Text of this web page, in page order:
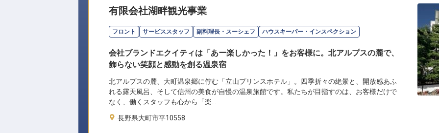
有限会社湖畔観光事業
フロント サービススタッフ 副料理長・スーシェフ ハウスキーパー・インスペクション
会社ブランドエクイティは「あー楽しかった！」をお客様に。北アルプスの麓で、
飾らない笑顔と感動を創る温泉宿
北アルプスの麓、大町温泉郷に佇む「立山プリンスホテル」。四季折々の絶景と、開放感あふ
れる露天風呂、そして信州の美食が自慢の温泉旅館です。私たちが目指すのは、お客様だけで
なく、働くスタッフも心から「楽…
長野県大町市平10558